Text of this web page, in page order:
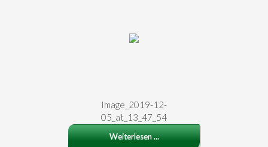
Image_2019-12-
05_at_13_47_54
Weiterlesen ...